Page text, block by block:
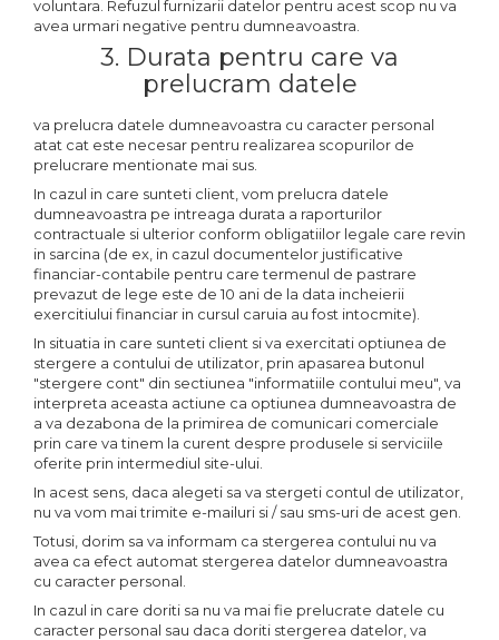
voluntara. Refuzul furnizarii datelor pentru acest scop nu va
avea urmari negative pentru dumneavoastra.
3. Durata pentru care va
prelucram datele
va prelucra datele dumneavoastra cu caracter personal
atat cat este necesar pentru realizarea scopurilor de
prelucrare mentionate mai sus.
In cazul in care sunteti client, vom prelucra datele
dumneavoastra pe intreaga durata a raporturilor
contractuale si ulterior conform obligatiilor legale care revin
in sarcina (de ex, in cazul documentelor justificative
financiar-contabile pentru care termenul de pastrare
prevazut de lege este de 10 ani de la data incheierii
exercitiului financiar in cursul caruia au fost intocmite).
In situatia in care sunteti client si va exercitati optiunea de
stergere a contului de utilizator, prin apasarea butonul
"stergere cont" din sectiunea "informatiile contului meu", va
interpreta aceasta actiune ca optiunea dumneavoastra de
a va dezabona de la primirea de comunicari comerciale
prin care va tinem la curent despre produsele si serviciile
oferite prin intermediul site-ului.
In acest sens, daca alegeti sa va stergeti contul de utilizator,
nu va vom mai trimite e-mailuri si / sau sms-uri de acest gen.
Totusi, dorim sa va informam ca stergerea contului nu va
avea ca efect automat stergerea datelor dumneavoastra
cu caracter personal.
In cazul in care doriti sa nu va mai fie prelucrate datele cu
caracter personal sau daca doriti stergerea datelor, va